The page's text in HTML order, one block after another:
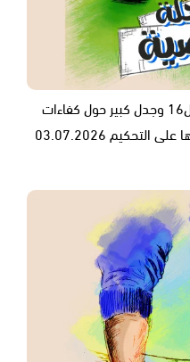
المجلة الرياضية - البرتغال في دور ال16 وجدل كبير حول كفاءات
كرستيانو رونالدو، التكنولوجيا وتأثيرها على التحكيم 03.07.2026